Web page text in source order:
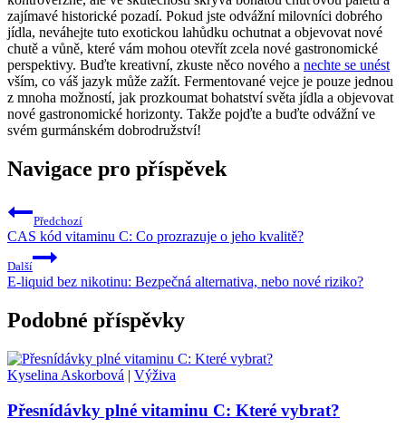
zajímavé historické pozadí. Pokud jste odvážní milovníci dobrého
jídla, neváhejte tuto exotickou lahůdku ochutnat a objevovat nové
chutě a vůně, které vám mohou otevřít zcela nové gastronomické
perspektivy. Buďte kreativní, zkuste něco nového a nechte se unést
vším, co váš jazyk může zažít. Fermentované vejce je pouze jednou
z mnoha možností, jak prozkoumat bohatství světa jídla a objevovat
nové gastronomické horizonty. Takže pojďte a buďte odvážní ve
svém gurmánském dobrodružství!
Navigace pro příspěvek
Předchozí
CAS kód vitaminu C: Co prozrazuje o jeho kvalitě?
Další
E-liquid bez nikotinu: Bezpečná alternativa, nebo nové riziko?
Podobné příspěvky
Kyselina Askorbová | Výživa
Přesnídávky plné vitaminu C: Které vybrat?